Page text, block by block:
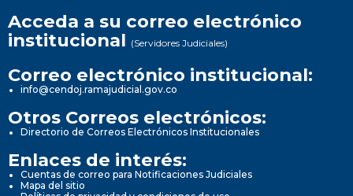
Acceda a su correo electrónico
institucional (Servidores Judiciales)
Correo electrónico institucional:
info@cendoj.ramajudicial.gov.co
Otros Correos electrónicos:
Directorio de Correos Electrónicos Institucionales
Enlaces de interés:
Cuentas de correo para Notificaciones Judiciales
Mapa del sitio